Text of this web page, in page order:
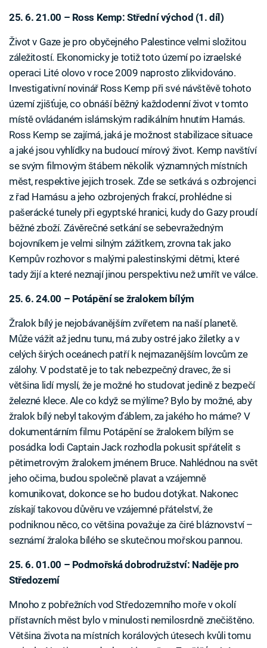
25. 6. 21.00 – Ross Kemp: Střední východ (1. díl)
Život v Gaze je pro obyčejného Palestince velmi složitou
záležitostí. Ekonomicky je totiž toto území po izraelské
operaci Lité olovo v roce 2009 naprosto zlikvidováno.
Investigativní novinář Ross Kemp při své návštěvě tohoto
území zjišťuje, co obnáší běžný každodenní život v tomto
místě ovládaném islámským radikálním hnutím Hamás.
Ross Kemp se zajímá, jaká je možnost stabilizace situace
a jaké jsou vyhlídky na budoucí mírový život. Kemp navštíví
se svým filmovým štábem několik významných místních
měst, respektive jejich trosek. Zde se setkává s ozbrojenci
z řad Hamásu a jeho ozbrojených frakcí, prohlédne si
pašerácké tunely při egyptské hranici, kudy do Gazy proudí
běžné zboží. Závěrečné setkání se sebevražedným
bojovníkem je velmi silným zážitkem, zrovna tak jako
Kempův rozhovor s malými palestinskými dětmi, které
tady žijí a které neznají jinou perspektivu než umřít ve válce.
25. 6. 24.00 – Potápění se žralokem bílým
Žralok bílý je nejobávanějším zvířetem na naší planetě.
Může vážit až jednu tunu, má zuby ostré jako žiletky a v
celých širých oceánech patří k nejmazanějším lovcům ze
zálohy. V podstatě je to tak nebezpečný dravec, že si
většina lidí myslí, že je možné ho studovat jedině z bezpečí
železné klece. Ale co když se mýlíme? Bylo by možné, aby
žralok bílý nebyl takovým ďáblem, za jakého ho máme? V
dokumentárním filmu Potápění se žralokem bílým se
posádka lodi Captain Jack rozhodla pokusit spřátelit s
pětimetrovým žralokem jménem Bruce. Nahlédnou na svět
jeho očima, budou společně plavat a vzájemně
komunikovat, dokonce se ho budou dotýkat. Nakonec
získají takovou důvěru ve vzájemné přátelství, že
podniknou něco, co většina považuje za čiré bláznovství –
seznámí žraloka bílého se skutečnou mořskou pannou.
25. 6. 01.00 – Podmořská dobrodružství: Naděje pro
Středozemí
Mnoho z pobřežních vod Středozemního moře v okolí
přístavních měst bylo v minulosti nemilosrdně znečištěno.
Většina života na místních korálových útesech kvůli tomu